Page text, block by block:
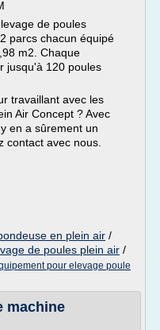
de poules
parcs chacun équipé
m2. Chaque
jusqu'à 120 poules
travaillant avec les
Air Concept ? Avec
en a sûrement un
contact avec nous.
en plein air /
de poules plein air /
pour elevage poule
machine